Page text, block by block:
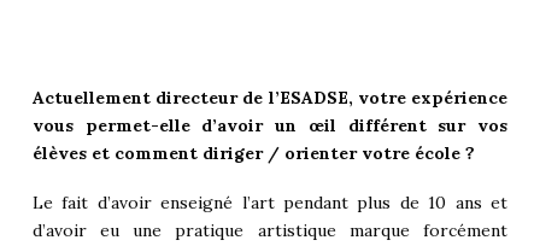
Actuellement directeur de l’ESADSE, votre expérience
vous permet-elle d’avoir un œil différent sur vos
élèves et comment diriger / orienter votre école ?
Le fait d’avoir enseigné l’art pendant plus de 10 ans et
d’avoir eu une pratique artistique marque forcément